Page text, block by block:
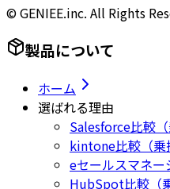
© GENIEE.inc. All Rights
製品について
ホーム
選ばれる理由
Salesforce比較（
kintone比較（乗
eセールスマネー
HubSpot比較（